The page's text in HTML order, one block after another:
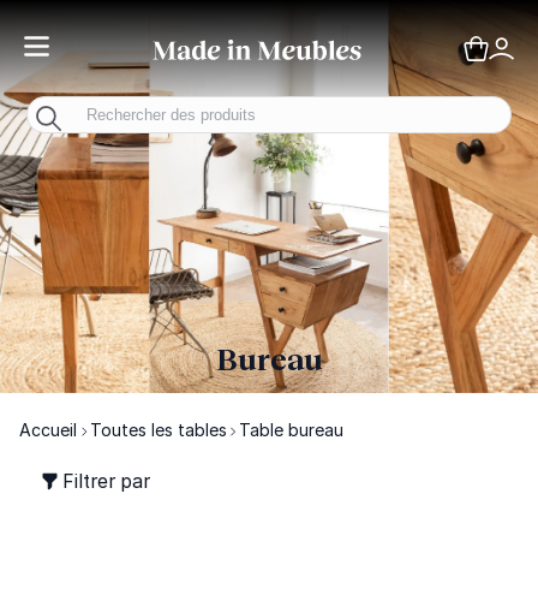
Toggle Nav
Bureau
Accueil Toutes les tables Table bureau
Filtrer par